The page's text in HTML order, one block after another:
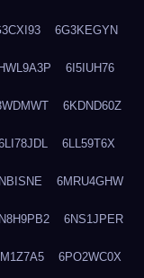
6G3KEGYN
6I5IUH76
6KDND60Z
6LL59T6X
6MRU4GHW
6NS1JPER
6PO2WC0X